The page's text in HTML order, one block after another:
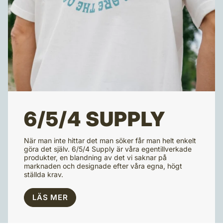
6/5/4 SUPPLY
När man inte hittar det man söker får man helt enkelt
göra det själv. 6/5/4 Supply är våra egentillverkade
produkter, en blandning av det vi saknar på
marknaden och designade efter våra egna, högt
ställda krav.
LÄS MER